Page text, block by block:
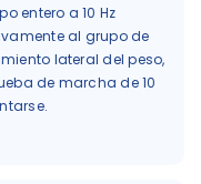
entero a 10 Hz
al grupo de
lateral del peso,
de marcha de 10